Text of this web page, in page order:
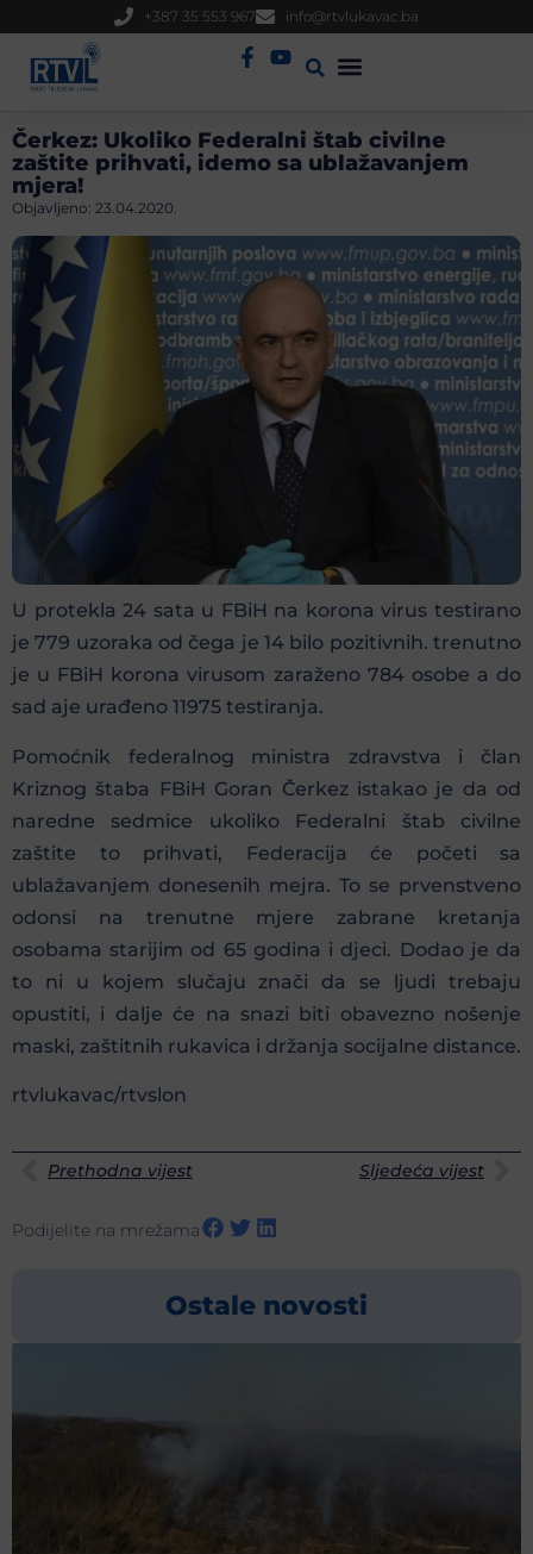
+387 35 553 967 info@rtvlukavac.ba
Čerkez: Ukoliko Federalni štab civilne
zaštite prihvati, idemo sa ublažavanjem
mjera!
Objavljeno: 23.04.2020.
U protekla 24 sata u FBiH na korona virus testirano
je 779 uzoraka od čega je 14 bilo pozitivnih. trenutno
je u FBiH korona virusom zaraženo 784 osobe a do
sad aje urađeno 11975 testiranja.
Pomoćnik federalnog ministra zdravstva i član
Kriznog štaba FBiH Goran Čerkez istakao je da od
naredne sedmice ukoliko Federalni štab civilne
zaštite to prihvati, Federacija će početi sa
ublažavanjem donesenih mejra. To se prvenstveno
odonsi na trenutne mjere zabrane kretanja
osobama starijim od 65 godina i djeci. Dodao je da
to ni u kojem slučaju znači da se ljudi trebaju
opustiti, i dalje će na snazi biti obavezno nošenje
maski, zaštitnih rukavica i držanja socijalne distance.
rtvlukavac/rtvslon
Prethodna vijest Sljedeća vijest
Podijelite na mrežama
Ostale novosti